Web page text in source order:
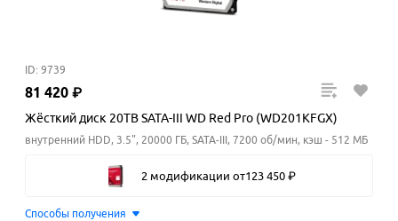
ID: 9739
81 420 ₽
Жёсткий диск 20TB SATA-III WD Red Pro (WD201KFGX)
внутренний HDD, 3.5", 20000 ГБ, SATA-III, 7200 об/мин, кэш - 512 МБ
2 модификации от123 450 ₽
Способы получения